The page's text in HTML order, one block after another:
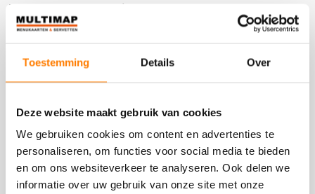
Toestemming Details Over
Deze website maakt gebruik van cookies
We gebruiken cookies om content en advertenties te
personaliseren, om functies voor social media te bieden
en om ons websiteverkeer te analyseren. Ook delen we
informatie over uw gebruik van onze site met onze
Deze producten heb je eerder bekeken
DOOS 600 STUKS